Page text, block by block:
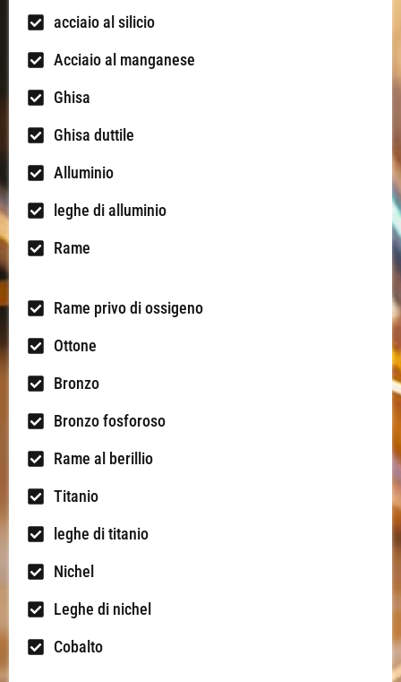
acciaio al silicio
Acciaio al manganese
Ghisa
Ghisa duttile
Alluminio
leghe di alluminio
Rame
Rame privo di ossigeno
Ottone
Bronzo
Bronzo fosforoso
Rame al berillio
Titanio
leghe di titanio
Nichel
Leghe di nichel
Cobalto